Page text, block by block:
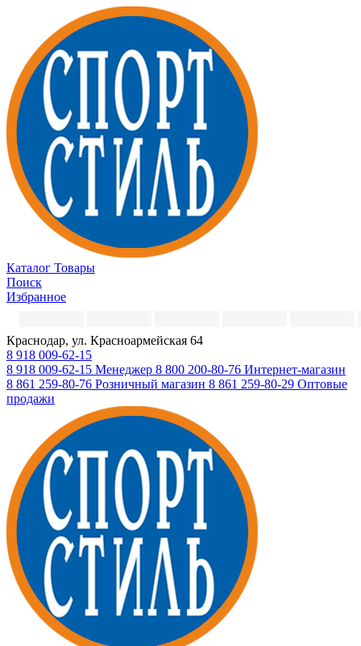
Каталог Товары
Поиск
Избранное
Краснодар, ул. Красноармейская 64
8 918 009-62-15
8 918 009-62-15 Менеджер 8 800 200-80-76 Интернет-магазин
8 861 259-80-76 Розничный магазин 8 861 259-80-29 Оптовые
продажи